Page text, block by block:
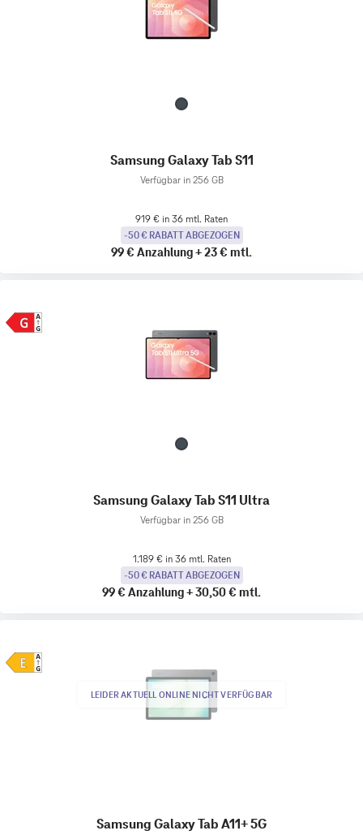
Samsung Galaxy Tab S11
Verfügbar in 256 GB
919 € in 36 mtl. Raten
-50 € RABATT ABGEZOGEN
99 € Anzahlung+23 € mtl.
Samsung Galaxy Tab S11 Ultra
Verfügbar in 256 GB
1.189 € in 36 mtl. Raten
-50 € RABATT ABGEZOGEN
99 € Anzahlung+30,50 € mtl.
LEIDER AKTUELL ONLINE NICHT VERFÜGBAR
Samsung Galaxy Tab A11+ 5G